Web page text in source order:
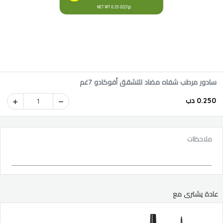
سادور مرطب شفاه مضاد للتشقق أفوكادو 7غم
0.250 دب 1
ملاحظات
عادة يشترى مع